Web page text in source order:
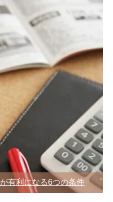
を上手に引越し業者に依頼
める人が3割
旧居を退去するときに注意
ラブル
の見方を知ることで安く・
の引越ができる
安く・節約するコツを引越業
みた
ムーズに進めるなら業者も
有利になる6つの条件